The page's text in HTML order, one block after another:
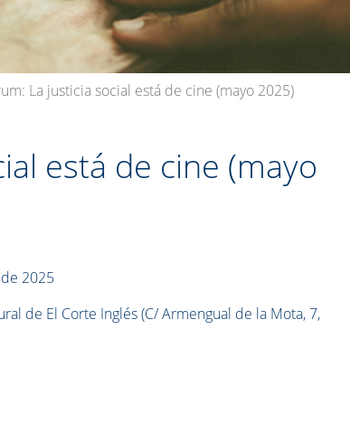
La justicia social está de cine (mayo 2025)
está de cine (mayo
2025
de El Corte Inglés (C/ Armengual de la Mota, 7,